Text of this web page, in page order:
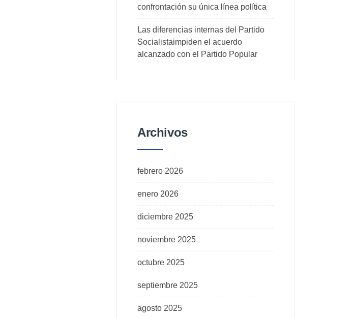
confrontación su única línea política
Las diferencias internas del Partido
Socialistaimpiden el acuerdo
alcanzado con el Partido Popular
Archivos
febrero 2026
enero 2026
diciembre 2025
noviembre 2025
octubre 2025
septiembre 2025
agosto 2025